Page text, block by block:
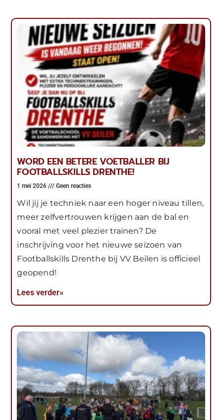
WORD EEN BETERE VOETBALLER BIJ
FOOTBALLSKILLS DRENTHE!
1 mei 2026 Geen reacties
Wil jij je techniek naar een hoger niveau tillen,
meer zelfvertrouwen krijgen aan de bal en
vooral met veel plezier trainen? De
inschrijving voor het nieuwe seizoen van
Footballskills Drenthe bij VV Beilen is officieel
geopend!
Lees verder»